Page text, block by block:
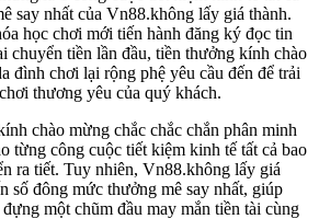
say nhất của Vn88.không lấy giá thành.
học chơi mới tiến hành đăng ký đọc tin
chuyển tiền lần đầu, tiền thưởng kính chào
đình chơi lại rộng phệ yêu cầu đến để trải
thương yêu của quý khách.
chào mừng chắc chắc chắn phân minh
từng công cuộc tiết kiệm kinh tế tất cả bao
ra tiết. Tuy nhiên, Vn88.không lấy giá
số đông mức thưởng mê say nhất, giúp
một chũm đầu may mắn tiền tài cùng